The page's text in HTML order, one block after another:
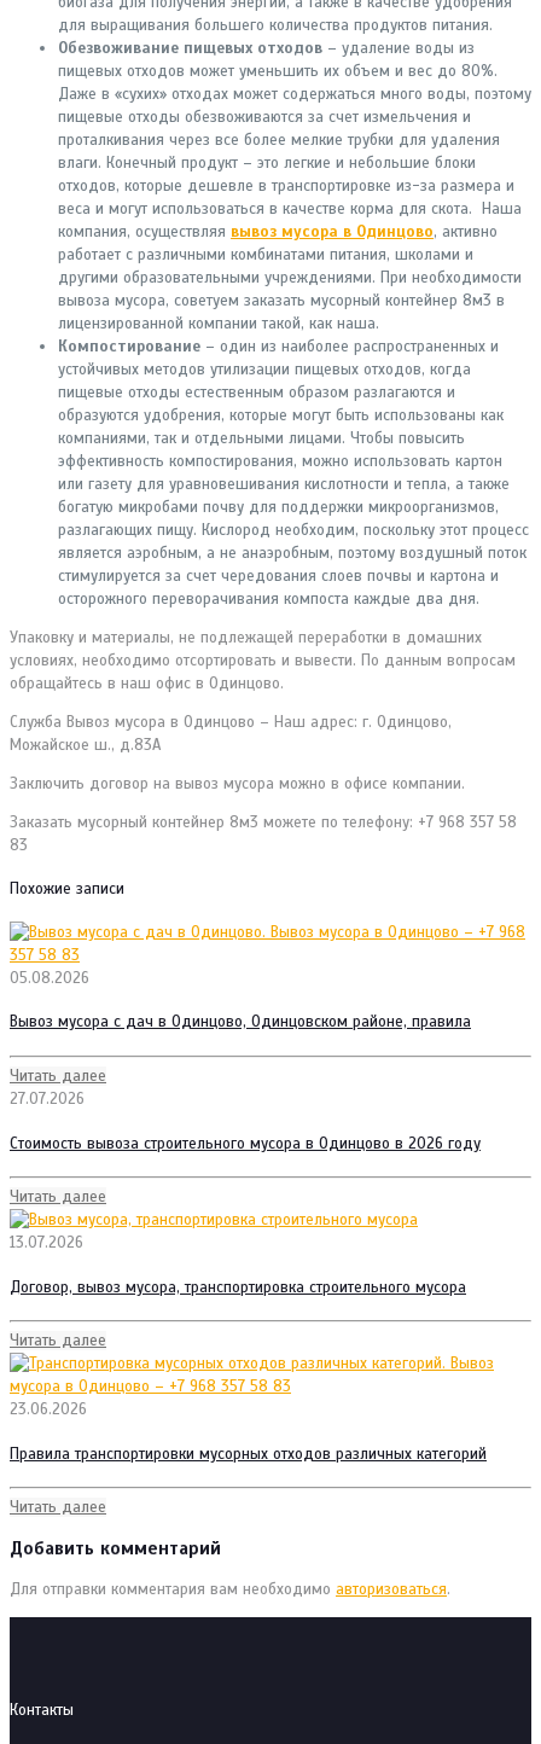
для выращивания большего количества продуктов питания.
Обезвоживание пищевых отходов – удаление воды из
пищевых отходов может уменьшить их объем и вес до 80%.
Даже в «сухих» отходах может содержаться много воды, поэтому
пищевые отходы обезвоживаются за счет измельчения и
проталкивания через все более мелкие трубки для удаления
влаги. Конечный продукт – это легкие и небольшие блоки
отходов, которые дешевле в транспортировке из-за размера и
веса и могут использоваться в качестве корма для скота. Наша
компания, осуществляя вывоз мусора в Одинцово, активно
работает с различными комбинатами питания, школами и
другими образовательными учреждениями. При необходимости
вывоза мусора, советуем заказать мусорный контейнер 8м3 в
лицензированной компании такой, как наша.
Компостирование – один из наиболее распространенных и
устойчивых методов утилизации пищевых отходов, когда
пищевые отходы естественным образом разлагаются и
образуются удобрения, которые могут быть использованы как
компаниями, так и отдельными лицами. Чтобы повысить
эффективность компостирования, можно использовать картон
или газету для уравновешивания кислотности и тепла, а также
богатую микробами почву для поддержки микроорганизмов,
разлагающих пищу. Кислород необходим, поскольку этот процесс
является аэробным, а не анаэробным, поэтому воздушный поток
стимулируется за счет чередования слоев почвы и картона и
осторожного переворачивания компоста каждые два дня.
Упаковку и материалы, не подлежащей переработки в домашних
условиях, необходимо отсортировать и вывести. По данным вопросам
обращайтесь в наш офис в Одинцово.
Служба Вывоз мусора в Одинцово – Наш адрес: г. Одинцово,
Можайское ш., д.83А
Заключить договор на вывоз мусора можно в офисе компании.
Заказать мусорный контейнер 8м3 можете по телефону: +7 968 357 58
83
Похожие записи
05.08.2026
Вывоз мусора с дач в Одинцово, Одинцовском районе, правила
Читать далее
27.07.2026
Стоимость вывоза строительного мусора в Одинцово в 2026 году
Читать далее
13.07.2026
Договор, вывоз мусора, транспортировка строительного мусора
Читать далее
23.06.2026
Правила транспортировки мусорных отходов различных категорий
Читать далее
Добавить комментарий
Для отправки комментария вам необходимо авторизоваться.
Контакты